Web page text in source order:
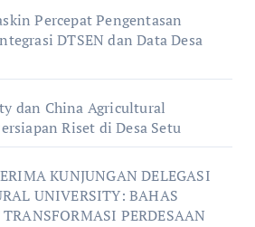
Percepat Pengentasan
DTSEN dan Data Desa
dan China Agricultural
Riset di Desa Setu
KUNJUNGAN DELEGASI
UNIVERSITY: BAHAS
PERDESAAN